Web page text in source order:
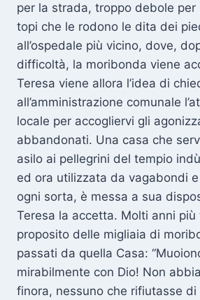
per la strada, troppo debole
topi che le rodono le dita dei
all’ospedale più vicino, dove,
difficoltà, la moribonda viene
Teresa viene allora l’idea di
all’amministrazione comunale
locale per accogliervi gli
abbandonati. Una casa che
asilo ai pellegrini del tempio indù
ed ora utilizzata da vagabondi
ogni sorta, è messa a sua
Teresa la accetta. Molti anni
proposito delle migliaia di
passati da quella Casa:
mirabilmente con Dio! Non
finora, nessuno che rifiutasse di